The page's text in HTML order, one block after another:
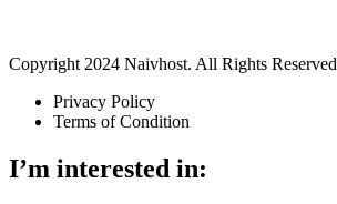
Copyright 2024 Naivhost. All Rights Reserved
Privacy Policy
Terms of Condition
I’m interested in: